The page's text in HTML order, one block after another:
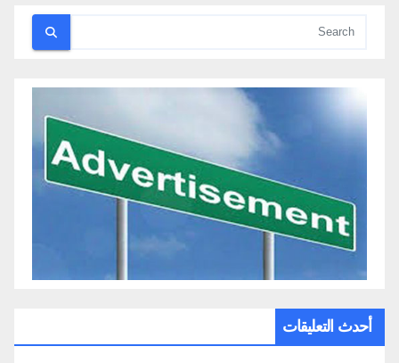
المقالات
أحدث التعليقات